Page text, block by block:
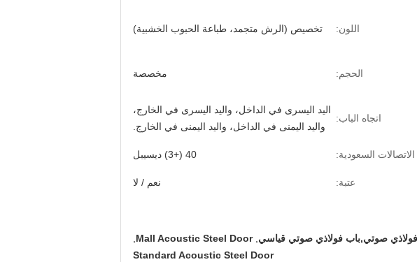
اللون: تخصيص (الرش متجمد، طباعة الحبوب الخشبية)
الحجم: مخصصة
اتجاه الباب:
اليد اليسرى في الداخل، واليد اليسرى في الخارج،
واليد اليمنى في الداخل، واليد اليمنى في الخارج.
السعودية: 40 (+3) ديسيبل
عتبة: نعم / لا
فولاذي صوتي,باب فولاذي صوتي قياسي ,
Mall Acoustic Steel Door
Standard Acoustic Steel Door